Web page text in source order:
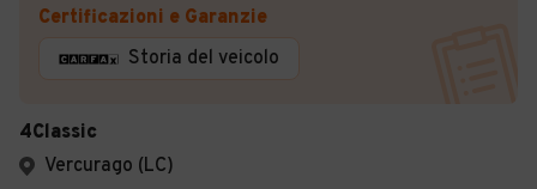
Certificazioni e Garanzie
Storia del veicolo
4Classic
Vercurago (LC)